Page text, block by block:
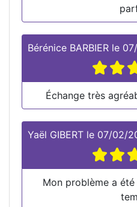
Bérénice BARBIER le
Échange très
Yaël GIBERT le 07/02/
Mon problème a